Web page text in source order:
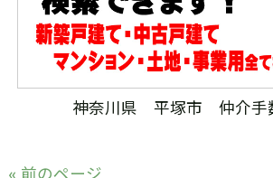
神奈川県 平塚市 仲介手